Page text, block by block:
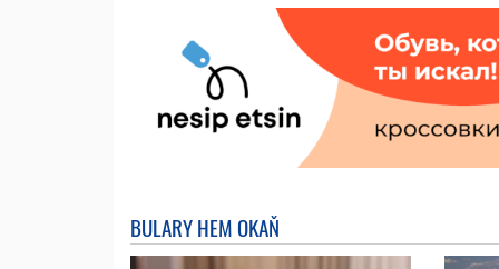
BULARY HEM OKAŇ